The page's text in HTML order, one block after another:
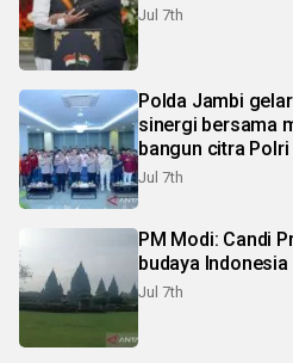
Jul 7th
Polda Jambi
sinergi bersama
bangun citra Polri
Jul 7th
PM Modi: Candi
budaya Indonesia
Jul 7th